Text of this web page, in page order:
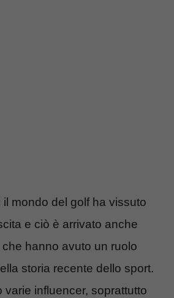
il mondo del golf ha vissuto
e ciò è arrivato anche
hanno avuto un ruolo
storia recente dello sport.
varie influencer, soprattutto